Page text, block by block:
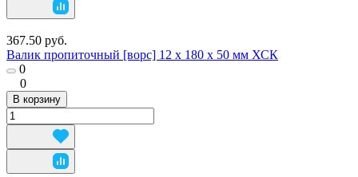
367.50 руб.
Валик пропиточный [ворс] 12 х 180 х 50 мм ХСК
0
0
В корзину